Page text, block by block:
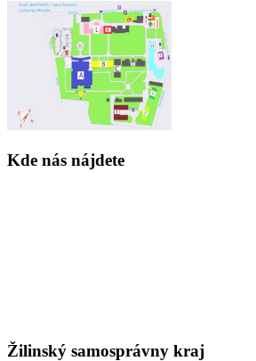
Kde nás nájdete
Žilinský samosprávny kraj